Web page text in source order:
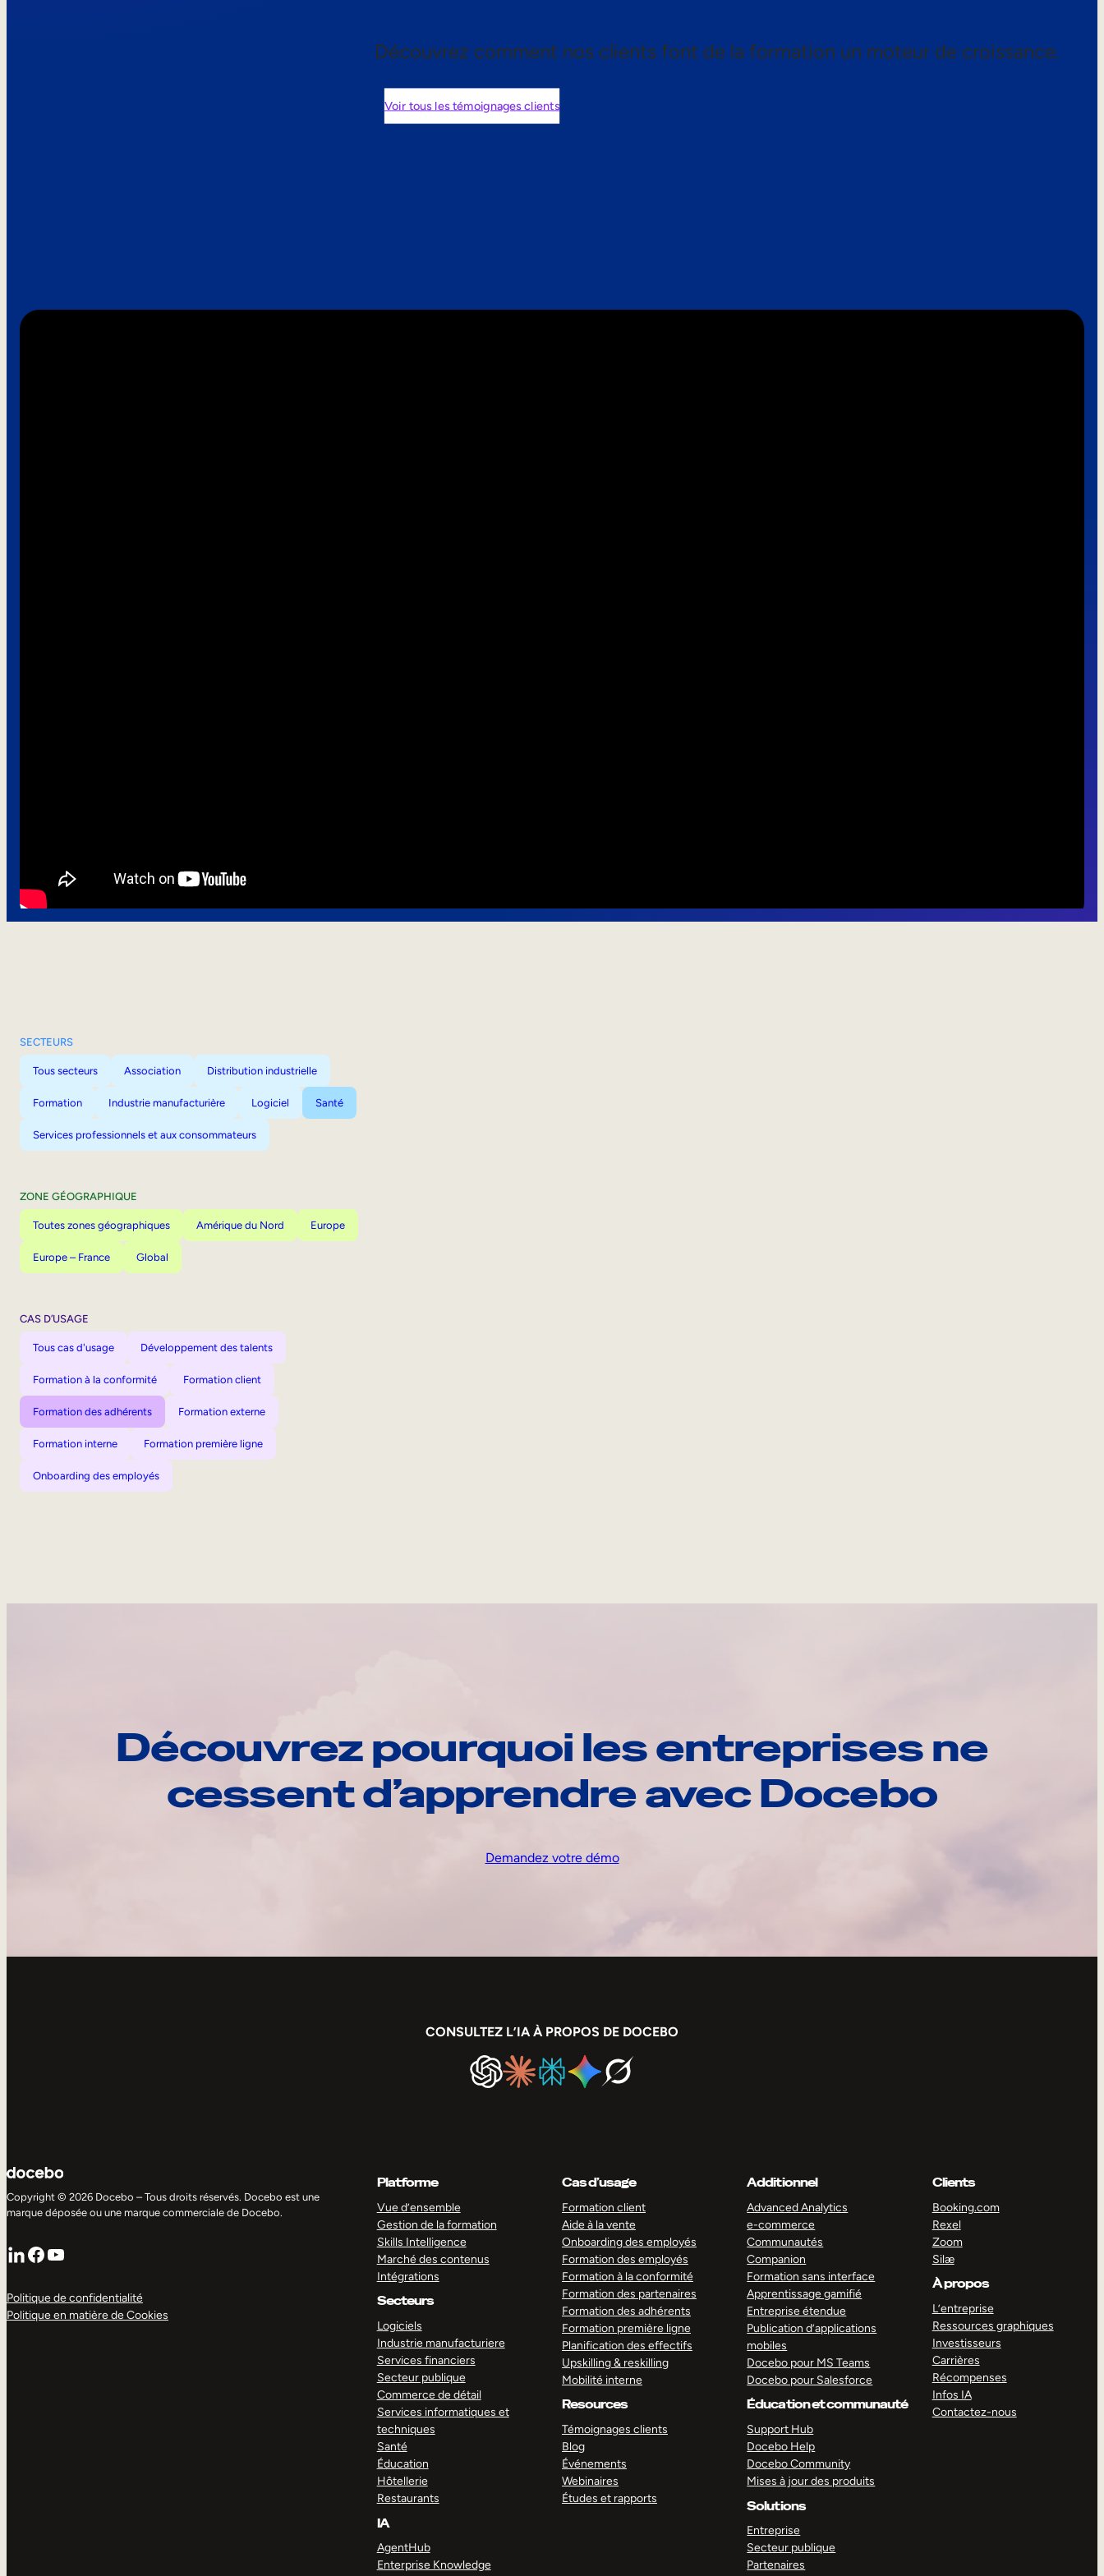
Découvrez comment nos clients font de la formation un moteur de croissance.
Voir tous les témoignages clients
SECTEURS
Tous secteurs Association Distribution industrielle
Formation Industrie manufacturière Logiciel Santé
Services professionnels et aux consommateurs
ZONE GÉOGRAPHIQUE
Toutes zones géographiques Amérique du Nord Europe
Europe – France Global
CAS D’USAGE
Tous cas d'usage Développement des talents
Formation à la conformité Formation client
Formation des adhérents Formation externe
Formation interne Formation première ligne
Onboarding des employés
Découvrez pourquoi les entreprises ne
cessent d’apprendre avec Docebo
Demandez votre démo
CONSULTEZ L’IA À PROPOS DE DOCEBO
Copyright © 2026 Docebo – Tous droits réservés. Docebo est une
marque déposée ou une marque commerciale de Docebo.
LinkedIn
Facebook
YouTube
Politique de confidentialité
Politique en matière de Cookies
Platforme
Vue d’ensemble
Gestion de la formation
Skills Intelligence
Marché des contenus
Intégrations
Secteurs
Logiciels
Industrie manufacturiere
Services financiers
Secteur publique
Commerce de détail
Services informatiques et
techniques
Santé
Éducation
Hôtellerie
Restaurants
IA
AgentHub
Enterprise Knowledge
Cas d’usage
Formation client
Aide à la vente
Onboarding des employés
Formation des employés
Formation à la conformité
Formation des partenaires
Formation des adhérents
Formation première ligne
Planification des effectifs
Upskilling & reskilling
Mobilité interne
Resources
Témoignages clients
Blog
Événements
Webinaires
Études et rapports
Additionnel
Advanced Analytics
e-commerce
Communautés
Companion
Formation sans interface
Apprentissage gamifié
Entreprise étendue
Publication d’applications
mobiles
Docebo pour MS Teams
Docebo pour Salesforce
Éducation et communauté
Support Hub
Docebo Help
Docebo Community
Mises à jour des produits
Solutions
Entreprise
Secteur publique
Partenaires
Clients
Booking.com
Rexel
Zoom
Silæ
À propos
L’entreprise
Ressources graphiques
Investisseurs
Carrières
Récompenses
Infos IA
Contactez-nous